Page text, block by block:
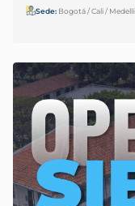
Sede: Bogotá / Cali /